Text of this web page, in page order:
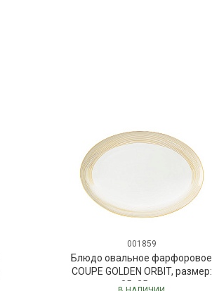
001859
Блюдо овальное фарфоровое
COUPE GOLDEN ORBIT, размер:
35х25 см